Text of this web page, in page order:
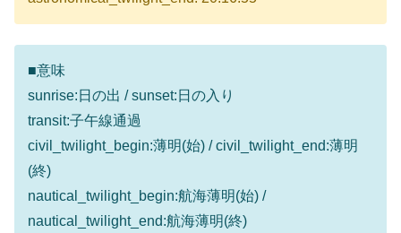
■意味
sunrise:日の出 / sunset:日の入り
transit:子午線通過
civil_twilight_begin:薄明(始) / civil_twilight_end:薄明
(終)
nautical_twilight_begin:航海薄明(始) /
nautical_twilight_end:航海薄明(終)